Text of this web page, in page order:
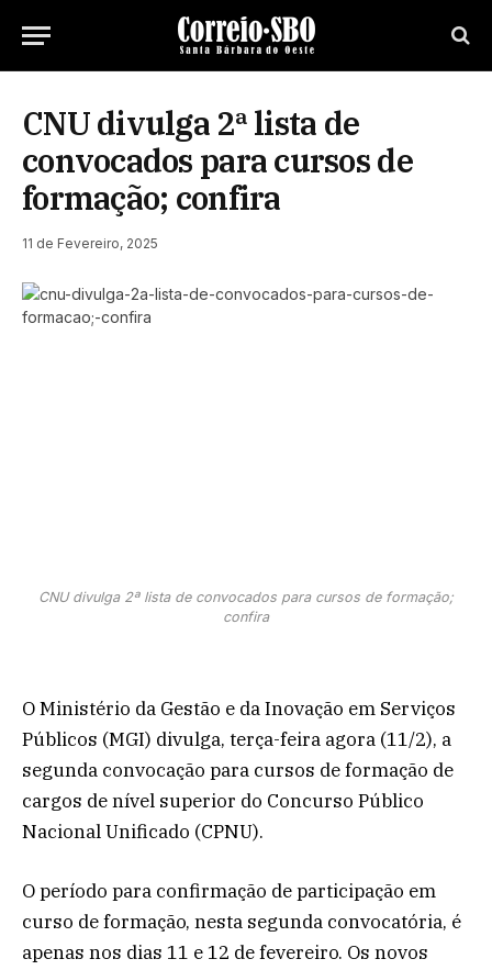
CNU divulga 2ª lista de
convocados para cursos de
formação; confira
11 de Fevereiro, 2025
CNU divulga 2ª lista de convocados para cursos de formação;
confira
O Ministério da Gestão e da Inovação em Serviços
Públicos (MGI) divulga, terça-feira agora (11/2), a
segunda convocação para cursos de formação de
cargos de nível superior do Concurso Público
Nacional Unificado (CPNU).
O período para confirmação de participação em
curso de formação, nesta segunda convocatória, é
apenas nos dias 11 e 12 de fevereiro. Os novos